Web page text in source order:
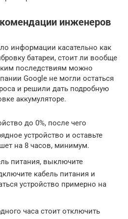
инженеров
информации касательно как
батареи, стоит ли вообще
последствиям можно
Google не могли остаться
и решили дать подробную
аккумуляторе.
до 0%, после чего
устройство и оставьте
на 8 часов, минимум.
питания, выключите
кабель питания и
устройство примерно на
часа стоит отключить